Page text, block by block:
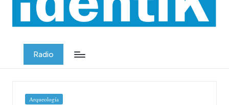
Radio
Publicada
Arqueología